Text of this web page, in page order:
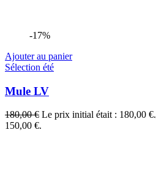
-17%
Ajouter au panier
Sélection été
Mule LV
180,00€ Le prix initial était : 180,00 €.
150,00 €.